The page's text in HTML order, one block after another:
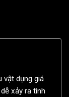
vật dụng giá
xảy ra tình